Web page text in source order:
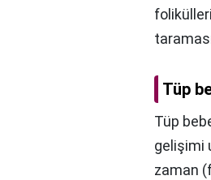
Tüp
Tüp
gelişimi
zaman